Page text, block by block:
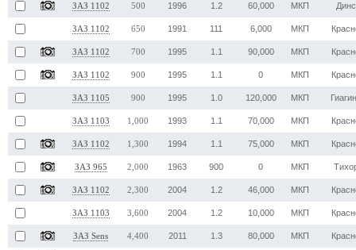
ЗАЗ 1102 500 1996 1.2 60,000 МКП
ЗАЗ 1102 650 1991 111 6,000 МКП
ЗАЗ 1102 700 1995 1.1 90,000 МКП
ЗАЗ 1102 900 1995 1.1 0 МКП
ЗАЗ 1105 900 1995 1.0 120,000 МКП
ЗАЗ 1103 1,000 1993 1.1 70,000 МКП
ЗАЗ 1102 1,300 1994 1.1 75,000 МКП
ЗАЗ 965 2,000 1963 900 0 МКП
ЗАЗ 1102 2,300 2004 1.2 46,000 МКП
ЗАЗ 1103 3,600 2004 1.2 10,000 МКП
ЗАЗ Sens 4,400 2011 1.3 80,000 МКП